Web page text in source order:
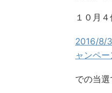
１０月
2016/8/
ャンペー
での当選